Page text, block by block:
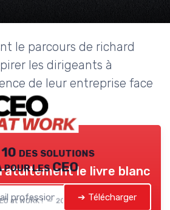
le parcours de richard
les dirigeants à
de leur entreprise face
des solutions
pour les CEO
at WORK ! — 2026
le livre blanc
➔ Télécharger